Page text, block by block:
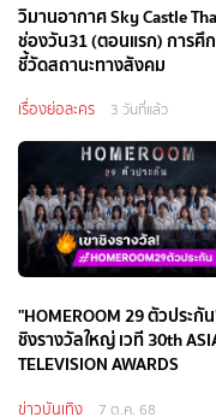
วิมานอากาศ Sky Castle
ช่องวัน31 (ตอนแรก) การศึ
ชี้วัดสถานะทางสังคม
เรื่องย่อละคร 3 วันที่แล้ว
"HOMEROOM 29 ตัวประกัน
ชิงรางวัลใหญ่ เวที 30th
TELEVISION AWARDS
ข่าวบันเทิง 7 ต.ค. 68